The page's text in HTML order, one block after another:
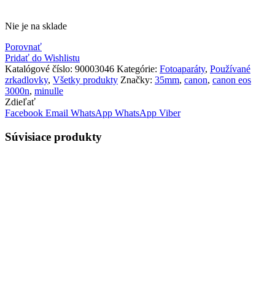
Nie je na sklade
Porovnať
Pridať do Wishlistu
Katalógové číslo: 90003046 Kategórie: Fotoaparáty, Používané
zrkadlovky, Všetky produkty Značky: 35mm, canon, canon eos
3000n, minulle
Zdieľať
Facebook Email WhatsApp WhatsApp Viber
Súvisiace produkty